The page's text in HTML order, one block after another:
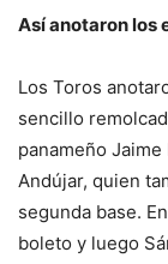
Así anotaron los
Los Toros
sencillo
panameño
Andújar, quien
segunda base.
boleto y luego